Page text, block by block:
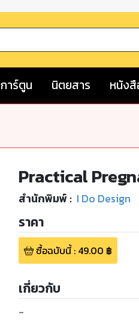
การ์ตูน นิตยสาร หนัง
Practical
สำนักพิมพ์ : I Do Design
ราคา
ซื้อฉบับนี้: 49.00 ฿
เกี่ยวกับ
-